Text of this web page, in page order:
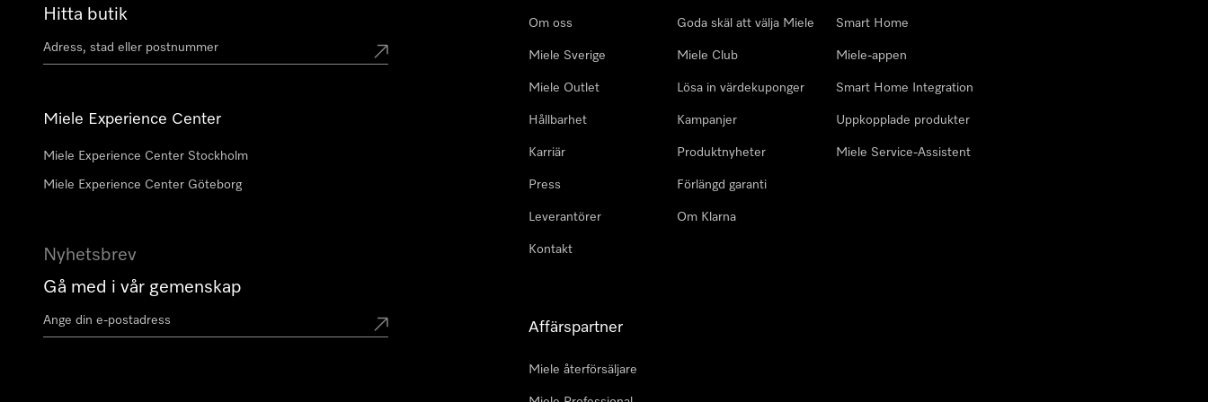
Hitta butik
Miele Experience Center
Miele Experience Center Stockholm
Miele Experience Center Göteborg
Nyhetsbrev
Gå med i vår gemenskap
Om oss
Miele Sverige
Miele Outlet
Hållbarhet
Karriär
Press
Leverantörer
Kontakt
Goda skäl att välja Miele
Miele Club
Lösa in värdekuponger
Kampanjer
Produktnyheter
Förlängd garanti
Om Klarna
Smart Home
Miele-appen
Smart Home Integration
Uppkopplade produkter
Miele Service-Assistent
Affärspartner
Miele återförsäljare